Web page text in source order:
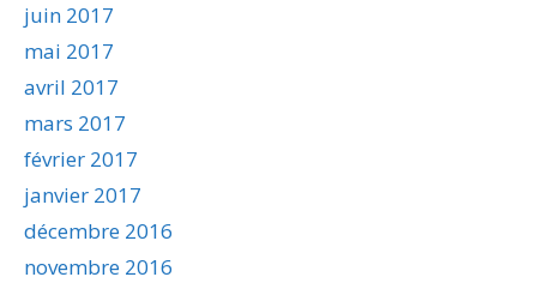
juin 2017
mai 2017
avril 2017
mars 2017
février 2017
janvier 2017
décembre 2016
novembre 2016